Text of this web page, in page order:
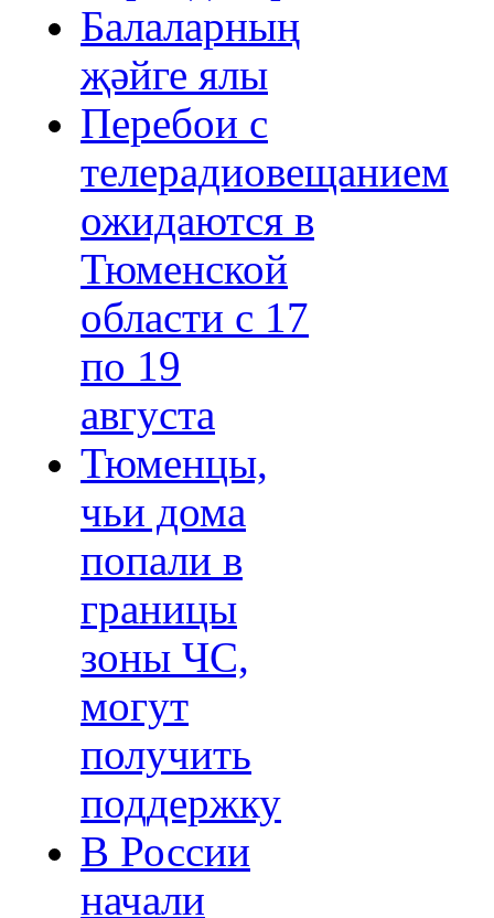
Балаларның
җәйге ялы
Перебои с
телерадиовещанием
ожидаются в
Тюменской
области с 17
по 19
августа
Тюменцы,
чьи дома
попали в
границы
зоны ЧС,
могут
получить
поддержку
В России
начали